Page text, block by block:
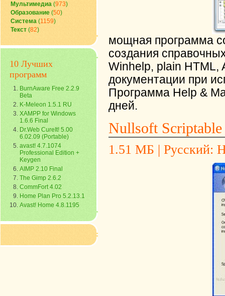
Мультимедиа (973)
Образование (50)
Система (1159)
Текст (82)
10 Лучших
программ
BurnAware Free 2.2.9
Beta
K-Meleon 1.5.1 RU
XAMPP for Windows
1.6.6 Final
Dr.Web CureIt! 5.00
6.02.09 (Portable)
avast! 4.7.1074
Professional Edition +
Keygen
AIMP 2.10 Final
The Gimp 2.6.2
CommFort 4.02
Home Plan Pro 5.2.13.1
Avast! Home 4.8.1195
мощная программа
создания
Winhelp, plain HTML,
документации при
Программа Help &
дней.
Nullsoft
1.51 МБ | Русский: